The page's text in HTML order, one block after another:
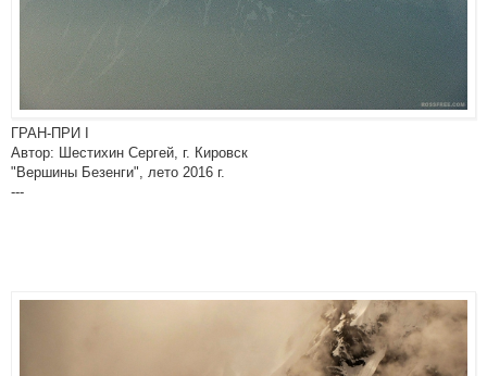
ГРАН-ПРИ I
Автор: Шестихин Сергей, г. Кировск
"Вершины Безенги", лето 2016 г.
---